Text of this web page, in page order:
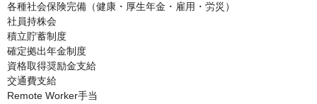
各種社会保険完備（健康・厚生年金・雇用・労災）
社員持株会
積立貯蓄制度
確定拠出年金制度
資格取得奨励金支給
交通費支給
Remote Worker手当